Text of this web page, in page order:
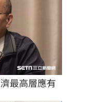
最高層應有